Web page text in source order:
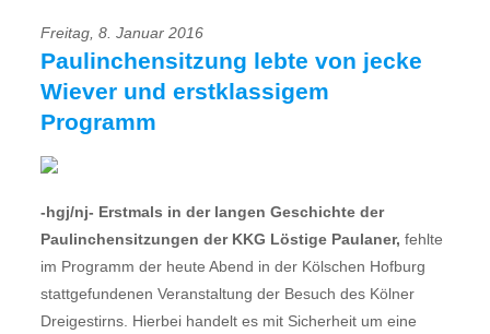
Freitag, 8. Januar 2016
Paulinchensitzung lebte von jecke
Wiever und erstklassigem
Programm
-hgj/nj- Erstmals in der langen Geschichte der
Paulinchensitzungen der KKG Löstige Paulaner, fehlte
im Programm der heute Abend in der Kölschen Hofburg
stattgefundenen Veranstaltung der Besuch des Kölner
Dreigestirns. Hierbei handelt es mit Sicherheit um eine